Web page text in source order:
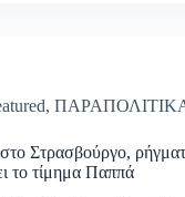
,
στο Στρασβούργο,
το τίμημα Παππά